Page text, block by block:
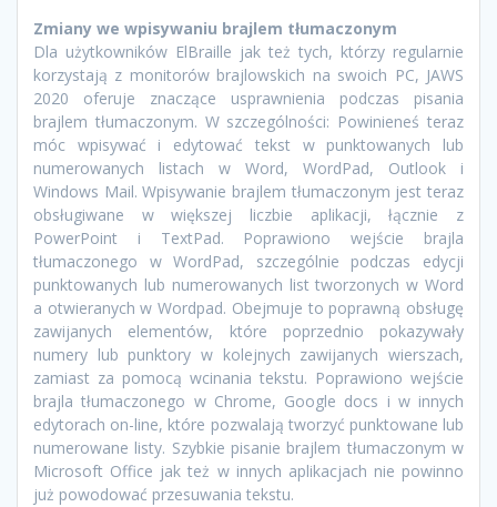
Zmiany we wpisywaniu brajlem tłumaczonym
Dla użytkowników ElBraille jak też tych, którzy regularnie
korzystają z monitorów brajlowskich na swoich PC, JAWS
2020 oferuje znaczące usprawnienia podczas pisania
brajlem tłumaczonym. W szczególności: Powinieneś teraz
móc wpisywać i edytować tekst w punktowanych lub
numerowanych listach w Word, WordPad, Outlook i
Windows Mail. Wpisywanie brajlem tłumaczonym jest teraz
obsługiwane w większej liczbie aplikacji, łącznie z
PowerPoint i TextPad. Poprawiono wejście brajla
tłumaczonego w WordPad, szczególnie podczas edycji
punktowanych lub numerowanych list tworzonych w Word
a otwieranych w Wordpad. Obejmuje to poprawną obsługę
zawijanych elementów, które poprzednio pokazywały
numery lub punktory w kolejnych zawijanych wierszach,
zamiast za pomocą wcinania tekstu. Poprawiono wejście
brajla tłumaczonego w Chrome, Google docs i w innych
edytorach on-line, które pozwalają tworzyć punktowane lub
numerowane listy. Szybkie pisanie brajlem tłumaczonym w
Microsoft Office jak też w innych aplikacjach nie powinno
już powodować przesuwania tekstu.